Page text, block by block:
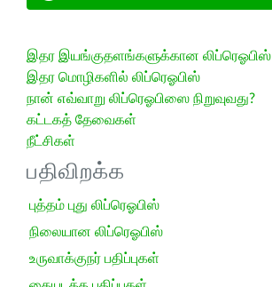
இதர இயங்குதளங்களுக்கான லிப்ரெஓபிஸ்
இதர மொழிகளில் லிப்ரெஓபிஸ்
நான் எவ்வாறு லிப்ரெஓபிஸை நிறுவுவது?
கட்டகத் தேவைகள்
நீட்சிகள்
பதிவிறக்க
புத்தம் புது லிப்ரெஓபிஸ்
நிலையான லிப்ரெஓபிஸ்
உருவாக்குநர் பதிப்புகள்